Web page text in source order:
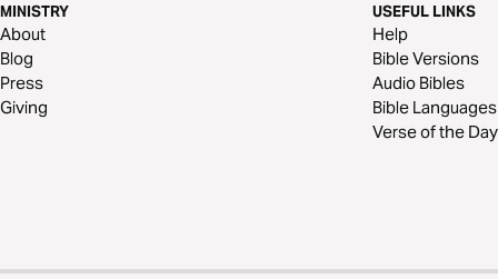
MINISTRY
About
Blog
Press
Giving
USEFUL LINKS
Help
Bible Versions
Audio Bibles
Bible Languages
Verse of the Day